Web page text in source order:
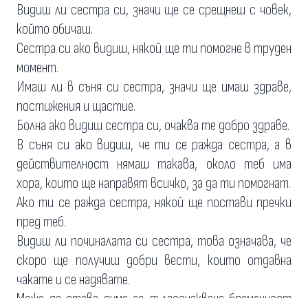
Видиш ли сестра си, значи ще се срещнеш с човек,
който обичаш.
Сестра си ако видиш, някой ще ти помогне в труден
момент.
Имаш ли в съня си сестра, значи ще имаш здраве,
постижения и щастие.
Болна ако видиш сестра си, очаква те добро здраве.
В съня си ако видиш, че ти се ражда сестра, а в
действителност нямаш такава, около теб има
хора, които ще направят всичко, за да ти помогнат.
Ако ти се ражда сестра, някой ще постави пречки
пред теб.
Видиш ли починалата си сестра, това означава, че
скоро ще получиш добри вести, които отдавна
чакате и се надявате.